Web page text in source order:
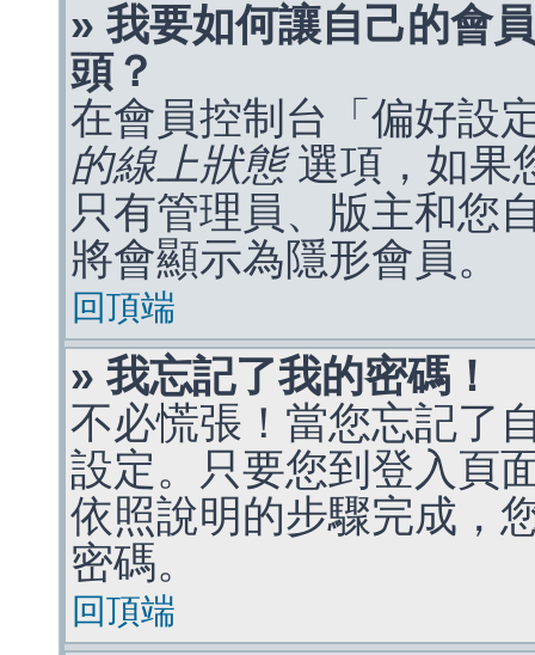
» 我要如何讓自己的會
頭？
在會員控制台「偏好設
的線上狀態選項，如果
只有管理員、版主和您
將會顯示為隱形會員。
回頂端
» 我忘記了我的密碼！
不必慌張！當您忘記了
設定。只要您到登入頁
依照說明的步驟完成，
密碼。
回頂端